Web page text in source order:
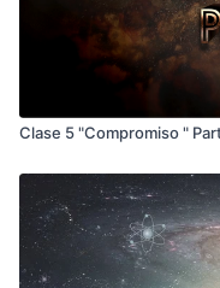
Clase 5 "Compromiso "